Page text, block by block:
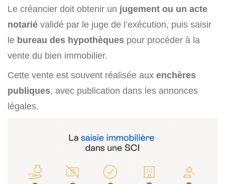
Le créancier doit obtenir un jugement ou un acte
notarié validé par le juge de l’exécution, puis saisir
le bureau des hypothèques pour procéder à la
vente du bien immobilier.
Cette vente est souvent réalisée aux enchères
publiques, avec publication dans les annonces
légales.